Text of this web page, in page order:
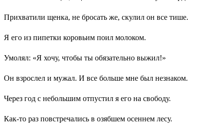
Прихватили щенка, не бросать же, скулил он все тише.
Я его из пипетки коровьим поил молоком.
Умолял: «Я хочу, чтобы ты обязательно выжил!»
Он взрослел и мужал. И все больше мне был незнаком.
Через год с небольшим отпустил я его на свободу.
Как-то раз повстречались в озябшем осеннем лесу.